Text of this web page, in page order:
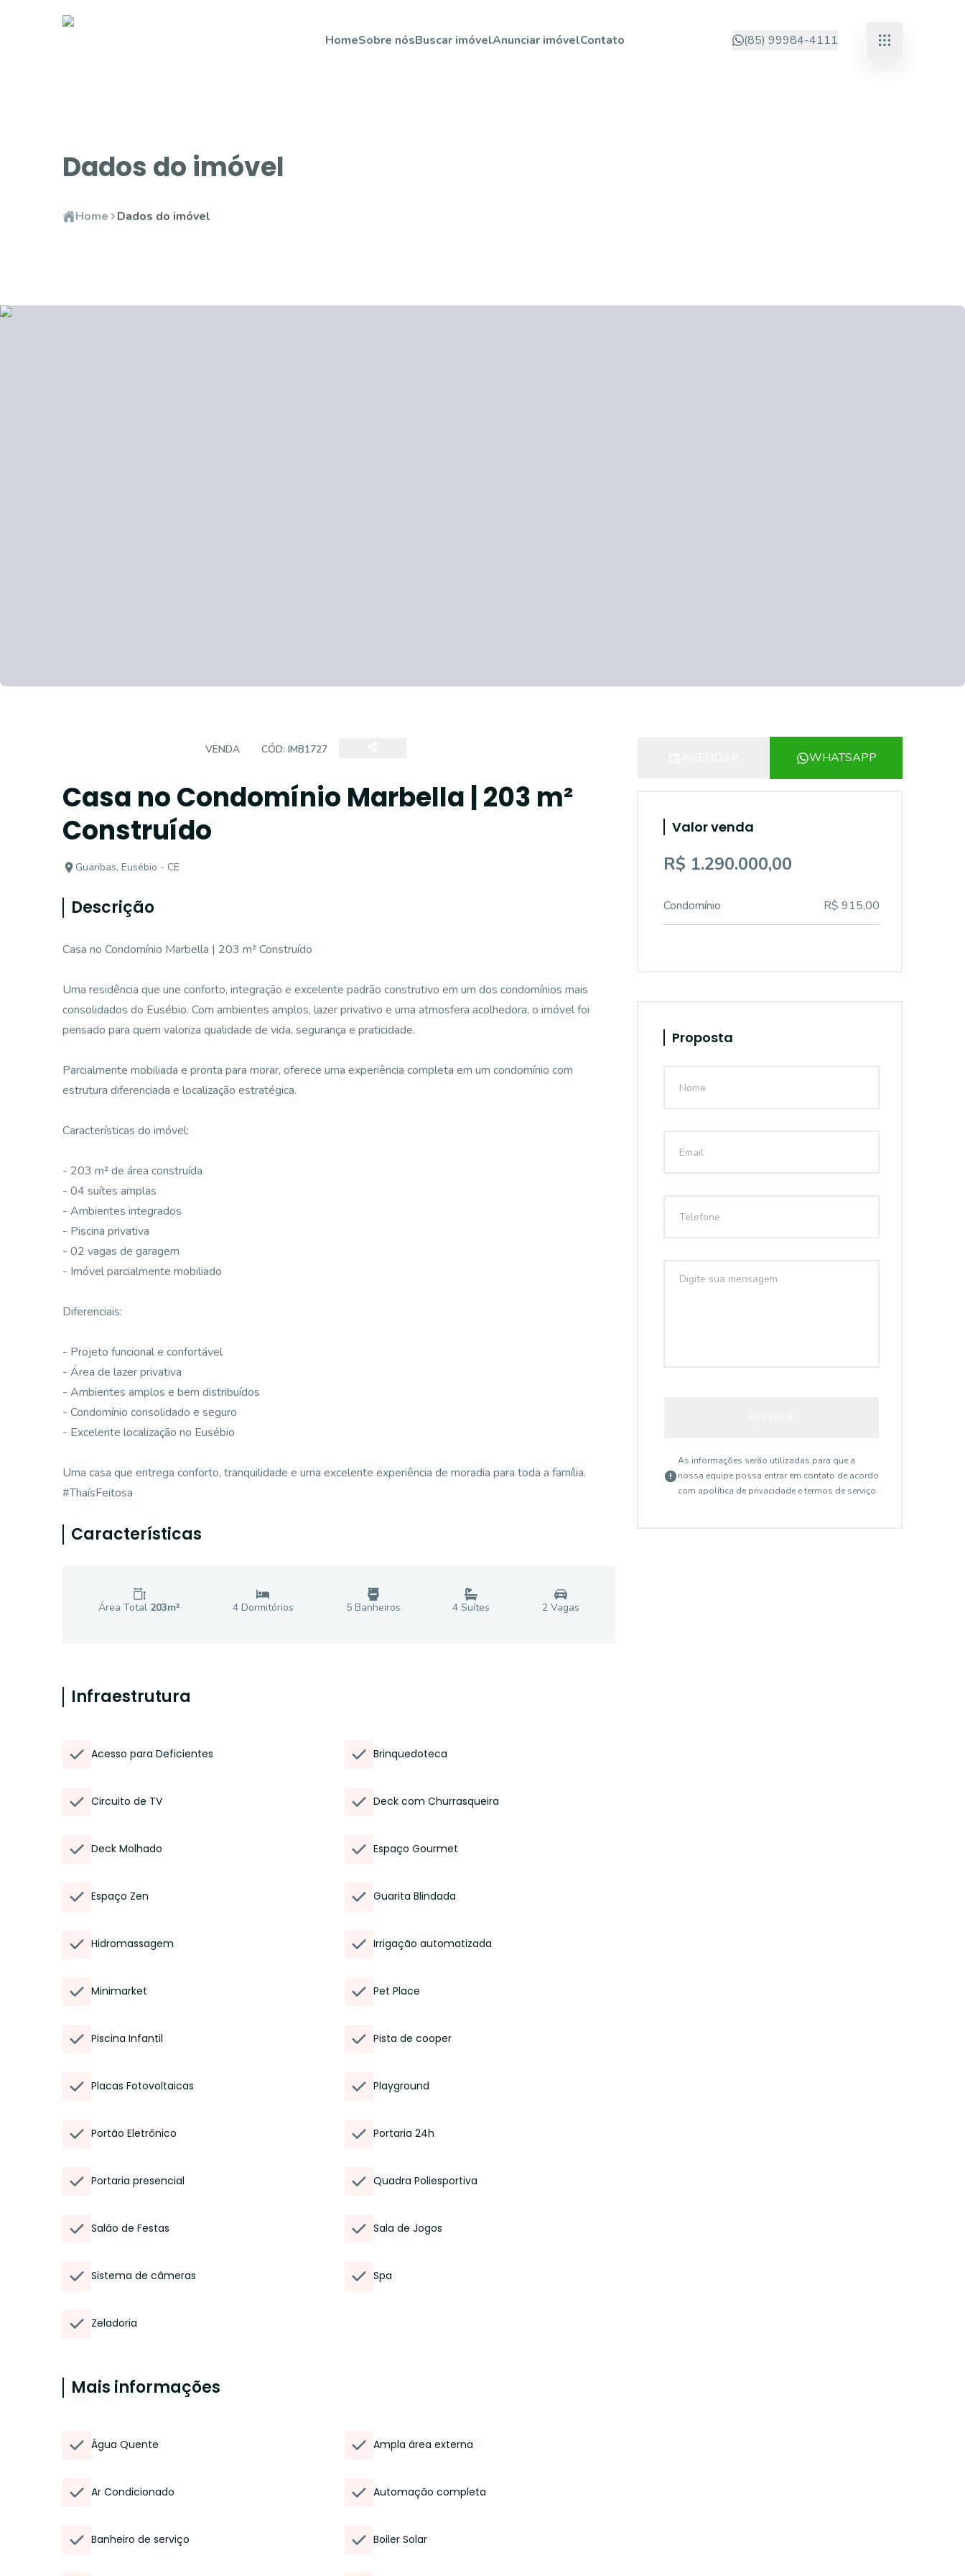
HomeSobre nósBuscar imóvelAnunciar imóvelContato (85) 99984-4111
Dados do imóvel
Home Dados do imóvel
VENDA CÓD: IMB1727
Casa no Condomínio Marbella | 203 m²
Construído
Guaribas, Eusébio - CE
Descrição
Casa no Condomínio Marbella | 203 m² Construído
Uma residência que une conforto, integração e excelente padrão construtivo em um dos condomínios mais
consolidados do Eusébio. Com ambientes amplos, lazer privativo e uma atmosfera acolhedora, o imóvel foi
pensado para quem valoriza qualidade de vida, segurança e praticidade.
Parcialmente mobiliada e pronta para morar, oferece uma experiência completa em um condomínio com
estrutura diferenciada e localização estratégica.
Características do imóvel:
- 203 m² de área construída
- 04 suítes amplas
- Ambientes integrados
- Piscina privativa
- 02 vagas de garagem
- Imóvel parcialmente mobiliado
Diferenciais:
- Projeto funcional e confortável
- Área de lazer privativa
- Ambientes amplos e bem distribuídos
- Condomínio consolidado e seguro
- Excelente localização no Eusébio
Uma casa que entrega conforto, tranquilidade e uma excelente experiência de moradia para toda a família.
#ThaísFeitosa
Características
Área Total 203m² 4Dormitórios 5Banheiros 4 Suítes 2 Vagas
Infraestrutura
Acesso para Deficientes Brinquedoteca
Circuito de TV Deck com Churrasqueira
Deck Molhado Espaço Gourmet
Espaço Zen Guarita Blindada
Hidromassagem Irrigação automatizada
Minimarket Pet Place
Piscina Infantil Pista de cooper
Placas Fotovoltaicas Playground
Portão Eletrônico Portaria 24h
Portaria presencial Quadra Poliesportiva
Salão de Festas Sala de Jogos
Sistema de câmeras Spa
Zeladoria
Mais informações
Água Quente Ampla área externa
Ar Condicionado Automação completa
Banheiro de serviço Boiler Solar
WHATSAPP
Valor venda
R$ 1.290.000,00
Condomínio R$ 915,00
Proposta
As informações serão utilizadas para que a
nossa equipe possa entrar em contato de acordo
com apolítica de privacidade e termos de serviço